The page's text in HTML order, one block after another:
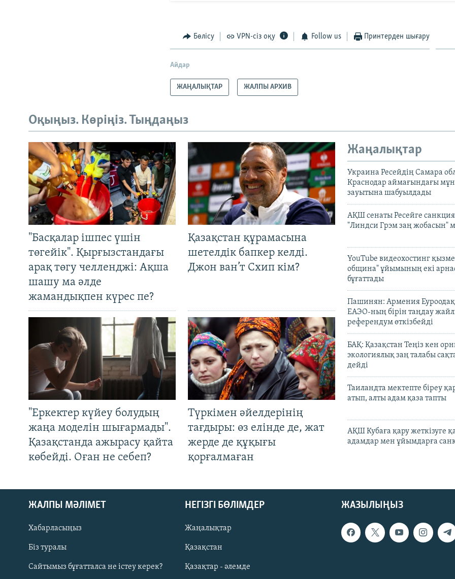
Русский
Бөлісу VPN-сіз оқу Follow us Принтерден шығару
Айдар
ЖАҢАЛЫҚТАР ЖАЛПЫ АРХИВ
Оқыңыз. Көріңіз. Тыңдаңыз
"Басқалар ішпес үшін
төгейік". Қырғызстандағы
арақ төгу челленджі: Ақша
шашу ма әлде
жамандықпен күрес пе?
Қазақстан құрамасына
шетелдік бапкер келді.
Джон ван’т Схип кім?
"Еркектер күйеу болудың
жаңа моделін шығармады".
Қазақстанда ажырасу қайта
көбейді. Оған не себеп?
Түркімен әйелдерінің
тағдыры: өз елінде де, жат
жерде де құқығы
қорғалмаған
Жаңалықтар
Украина Ресейдің Самара
Краснодар аймағындағы
зауытына шабуылдады
АҚШ сенаты Ресейге
"Линдси Грэм заң жобасын"
YouTube видеохостинг
община" ұйымының екі
бұғаттады
Пашинян: Армения
ЕАЭО-ның бірін таңдау
референдум өткізбейді
БАҚ: Қазақстан Теңіз кен
экологиялық заң талабы
дейді
Таиландта мектепте біреу
атып, алты адам қаза тапты
АҚШ Кубаға қару жеткізуге
адамдар мен ұйымдарға
ЖАЗЫЛЫҢЫЗ
ЖАЛПЫ МӘЛІМЕТ
Хабарласыңыз
Біз туралы
Сайтымыз бұғатталса не істеу керек?
НЕГІЗГІ БӨЛІМДЕР
Жаңалықтар
Қазақстан
Қазақтар - әлемде